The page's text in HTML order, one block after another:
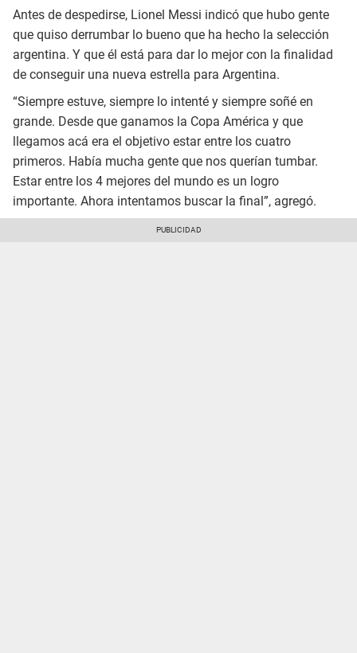
Antes de despedirse, Lionel Messi indicó que hubo gente
que quiso derrumbar lo bueno que ha hecho la selección
argentina. Y que él está para dar lo mejor con la finalidad
de conseguir una nueva estrella para Argentina.
“Siempre estuve, siempre lo intenté y siempre soñé en
grande. Desde que ganamos la Copa América y que
llegamos acá era el objetivo estar entre los cuatro
primeros. Había mucha gente que nos querían tumbar.
Estar entre los 4 mejores del mundo es un logro
importante. Ahora intentamos buscar la final”, agregó.